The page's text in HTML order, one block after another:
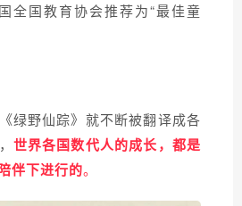
全国教育协会推荐为“最佳童
绿野仙踪》就不断被翻译成各
世界各国数代人的成长，都是
伴下进行的。